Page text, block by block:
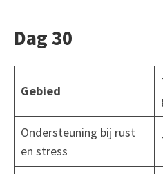
Dag 30
Gebied
Ondersteuning bij rust
en stress